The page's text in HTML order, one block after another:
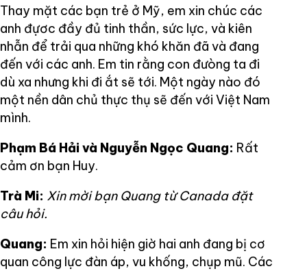
Thay mặt các bạn trẻ ở Mỹ, em xin chúc các
anh đựơc đầy đủ tinh thần, sức lực, và kiên
nhẫn để trải qua những khó khăn đã và đang
đến với các anh. Em tin rằng con đưòng ta đi
dù xa nhưng khi đi ắt sẽ tới. Một ngày nào đó
một nền dân chủ thực thụ sẽ đến với Việt Nam
mình.
Phạm Bá Hải và Nguyễn Ngọc Quang: Rất
cảm ơn bạn Huy.
Trà Mi: Xin mời bạn Quang từ Canada đặt
câu hỏi.
Quang: Em xin hỏi hiện giờ hai anh đang bị cơ
quan công lực đàn áp, vu khống, chụp mũ. Các